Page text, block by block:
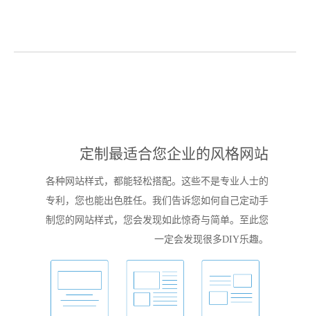
定制最适合您企业的风格网站
各种网站样式，都能轻松搭配。这些不是专业人士的
专利，您也能出色胜任。我们告诉您如何自己定动手
制您的网站样式，您会发现如此惊奇与简单。至此您
一定会发现很多DIY乐趣。